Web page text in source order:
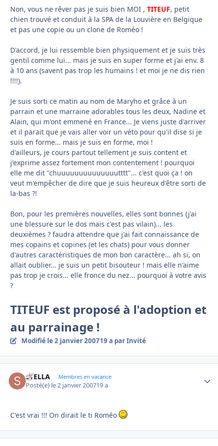
Non, vous ne rêver pas je suis bien MOI , TITEUF, petit
chien trouvé et conduit à la SPA de la Louvière en Belgique
et pas une copie ou un clone de Roméo !
D'accord, je lui ressemble bien physiquement et je suis très
gentil comme lui... mais je suis en super forme et j'ai env. 8
à 10 ans (savent pas trop les humains ! et moi je ne dis rien
!!!!).
Je suis sorti ce matin au nom de Maryho et grâce à un
parrain et une marraine adorables tous les deux, Nadine et
Alain, qui m'ont emmené en France... Je viens juste d'arriver
et il parait que je vais aller voir un véto pour qu'il dise si je
suis en forme... mais je suis en forme, moi !
d'ailleurs, je cours partout tellement je suis content et
j'exprime assez fortement mon contentement ! pourquoi
elle me dit "chuuuuuuuuuuuuuutttt"... c'est quoi ça ! on
veut m'empêcher de dire que je suis heureux d'être sorti de
la-bas ?!
Bon, pour les premières nouvelles, elles sont bonnes (j'ai
une blessure sur le dos mais c'est pas vilain)... les
deuxièmes ? faudra attendre que j'ai fait connaissance de
mes copains et copines (et les chats) pour vous donner
d'autres caractéristiques de mon bon caractère... ah si, on
allait oublier... je suis un petit bisouteur ! mais elle n'aime
pas trop je crois... elle fronce du nez... pourquoi à votre avis
?
TITEUF est proposé à l'adoption et
au parrainage !
Modifié le 2 janvier 200719 a par Invité
STELLA Membres en vacance
Posté(e) le 2 janvier 200719 a
C'est vrai !!! On dirait le ti Roméo